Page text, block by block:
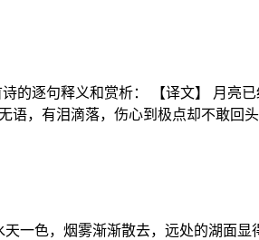
的逐句释义和赏析： 【译文】 月亮
语，有泪滴落，伤心到极点却不敢
一色，烟雾渐渐散去，远处的湖面